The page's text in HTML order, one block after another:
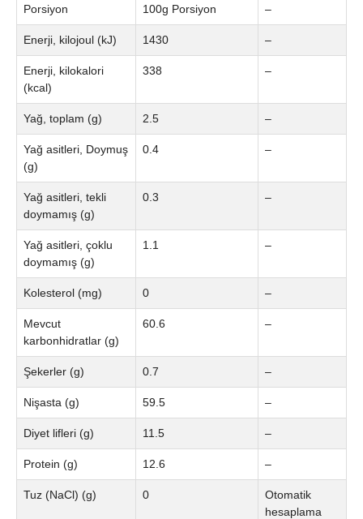
Porsiyon 100g Porsiyon –
Enerji, kilojoul (kJ) 1430 –
Enerji, kilokalori
(kcal)
338 –
Yağ, toplam (g) 2.5 –
Yağ asitleri, Doymuş
(g)
0.4 –
Yağ asitleri, tekli
doymamış (g)
0.3 –
Yağ asitleri, çoklu
doymamış (g)
1.1 –
Kolesterol (mg) 0 –
Mevcut
karbonhidratlar (g)
60.6 –
Şekerler (g) 0.7 –
Nişasta (g) 59.5 –
Diyet lifleri (g) 11.5 –
Protein (g) 12.6 –
Tuz (NaCl) (g) 0
Otomatik
hesaplama